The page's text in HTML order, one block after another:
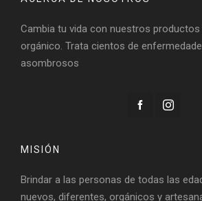
Cambia tu vida con nuestros productos
orgánico. Trata cientos de
asombrosos
MISIÓN
Brindar a las personas de todas las
nuevos, diferentes, orgánicos y